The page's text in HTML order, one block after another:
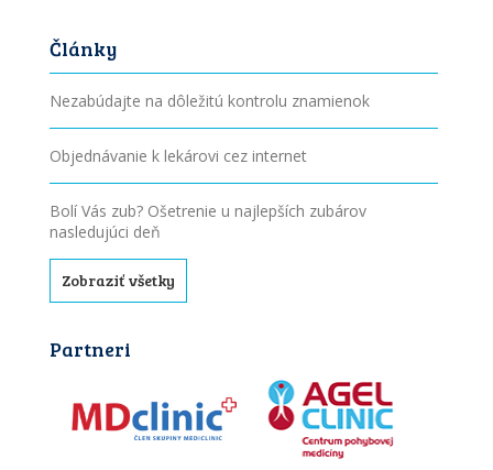
Články
Nezabúdajte na dôležitú kontrolu znamienok
Objednávanie k lekárovi cez internet
Bolí Vás zub? Ošetrenie u najlepších zubárov
nasledujúci deň
Zobraziť všetky
Partneri